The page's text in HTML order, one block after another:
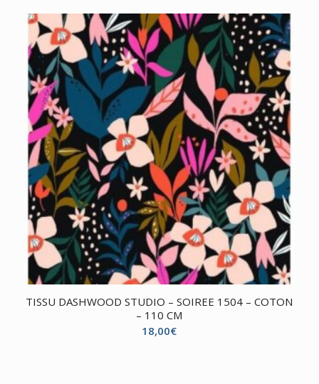
TISSU DASHWOOD STUDIO – SOIREE 1504 – COTON
– 110 CM
18,00€